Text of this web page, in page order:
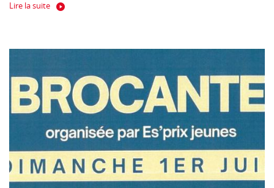
Lire la suite